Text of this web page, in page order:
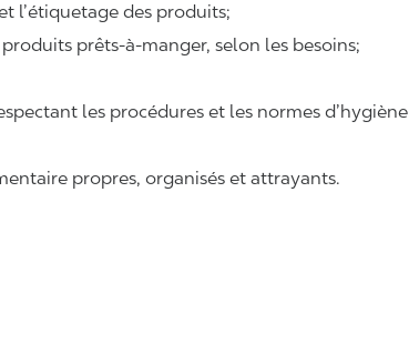
l’étiquetage des produits;
prêts-à-manger, selon les besoins;
les procédures et les normes d’hygiène
propres, organisés et attrayants.